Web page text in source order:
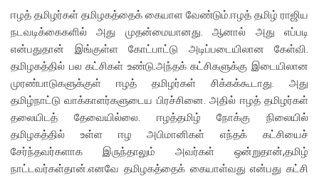
ஈழத் தமிழர்கள் தமிழகத்தைக் கையாள வேண்டும்.ஈழத் தமிழ் ராஜிய
நடவடிக்கைகளில் அது முதன்மையானது. ஆனால் அது எப்படி
என்பதுதான் இங்குள்ள கோட்பாட்டு அடிப்படையிலான கேள்வி.
தமிழகத்தில் பல கட்சிகள் உண்டு.அந்தக் கட்சிகளுக்கு இடையிலான
முரண்பாடுகளுக்குள் ஈழத் தமிழர்கள் சிக்கக்கூடாது. அது
தமிழ்நாட்டு வாக்காளர்களுடைய பிரச்சினை. அதில் ஈழத் தமிழர்கள்
தலையிடத் தேவையில்லை. ஈழத்தமிழ் நோக்கு நிலையில்
தமிழகத்தில் உள்ள ஈழ அபிமானிகள் எந்தக் கட்சியைச்
சேர்ந்தவர்களாக இருந்தாலும் அவர்கள் ஒன்றுதான்,தமிழ்
நாட்டவர்கள்தான்.எனவே தமிழகத்தைக் கையாள்வது என்பது கட்சி